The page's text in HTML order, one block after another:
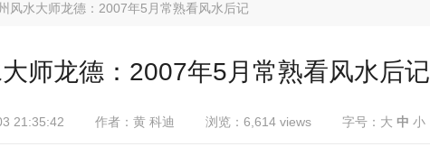
风水大师龙德：2007年5月常熟看风水后记
师龙德：2007年5月常熟看风水后记
21:35:42 作者：黄 科迪 浏览：6,614 views 字号： 大 中 小